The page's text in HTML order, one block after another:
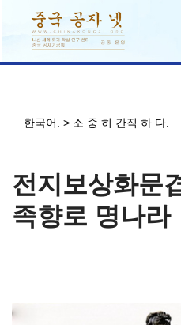
한국어. > 소 중 히 간직 하 다.
전지보상화문
족향로 명나라